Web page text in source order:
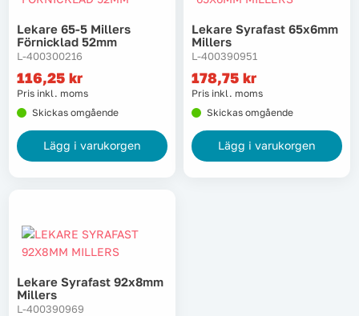
Laserinstrument
Lyft, transport & materialhantering
Maskiner
Maskintillbehör & förbrukning
Oljor & kem
Skydd & kläder
Lekare 65-5 Millers
Förnicklad 52mm
L-400300216
116,25 kr
Pris inkl. moms
Skickas omgående
Lägg i varukorgen
Lekare Syrafast 65x6mm
Millers
L-400390951
178,75 kr
Pris inkl. moms
Skickas omgående
Lägg i varukorgen
Lekare Syrafast 92x8mm
Millers
L-400390969